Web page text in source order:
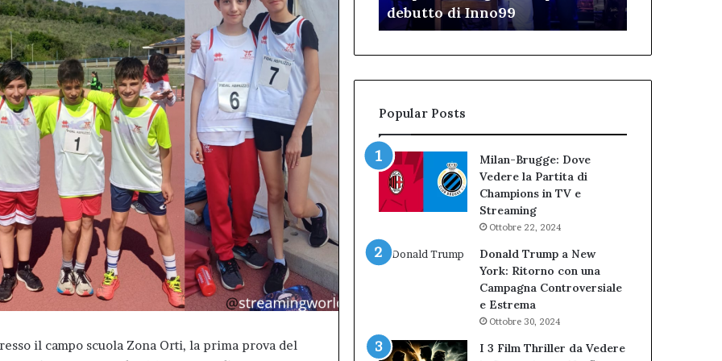
il campo scuola Zona Orti, la prima prova del
Il
primo
Inno-
Talk
conquista
L’Aquila:
sala
gremita
per
il
debutto
di
Inno99
debutto di Inno99
dell’amministrazione
Biondi.
del
TAR”
dell’Immaginario
Popular Posts
Milan-Brugge: Dove
Vedere la Partita di
Champions in TV e
Streaming
Ottobre 22, 2024
Donald Trump a New
York: Ritorno con una
Campagna Controversiale
e Estrema
Ottobre 30, 2024
I 3 Film Thriller da Vedere